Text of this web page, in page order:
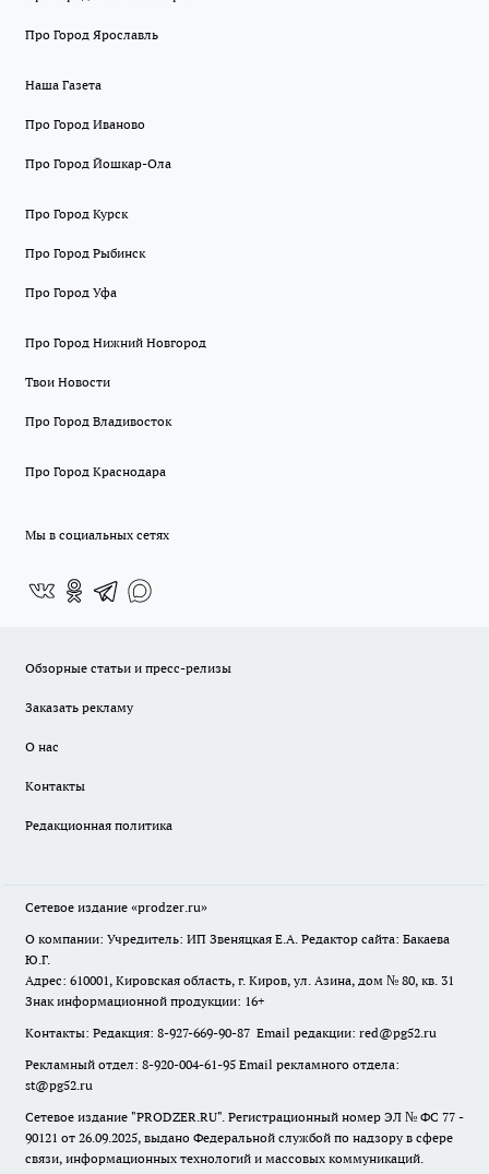
Про Город Ярославль
Наша Газета
Про Город Иваново
Про Город Йошкар-Ола
Про Город Курск
Про Город Рыбинск
Про Город Уфа
Про Город Нижний Новгород
Твои Новости
Про Город Владивосток
Про Город Краснодара
Мы в социальных сетях
Обзорные статьи и пресс-релизы
Заказать рекламу
О нас
Контакты
Редакционная политика
Сетевое издание «prodzer.ru»
О компании: Учредитель: ИП Звеняцкая Е.А. Редактор сайта: Бакаева
Ю.Г.
Адрес: 610001, Кировская область, г. Киров, ул. Азина, дом № 80, кв. 31
Знак информационной продукции: 16+
Контакты: Редакция: 8-927-669-90-87 Email редакции: red@pg52.ru
Рекламный отдел: 8-920-004-61-95 Email рекламного отдела:
st@pg52.ru
Сетевое издание "PRODZER.RU". Регистрационный номер ЭЛ № ФС 77 -
90121 от 26.09.2025, выдано Федеральной службой по надзору в сфере
связи, информационных технологий и массовых коммуникаций.